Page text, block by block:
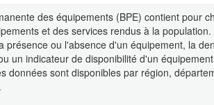
des équipements (BPE) contient pour
et des services rendus à la
présence ou l'absence d'un équipement, la
un indicateur de disponibilité d'un
données sont disponibles par région,